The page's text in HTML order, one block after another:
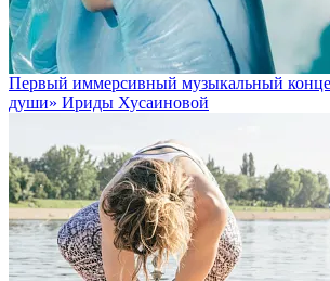
Первый иммерсивный музыкальный
души» Ириды Хусаиновой